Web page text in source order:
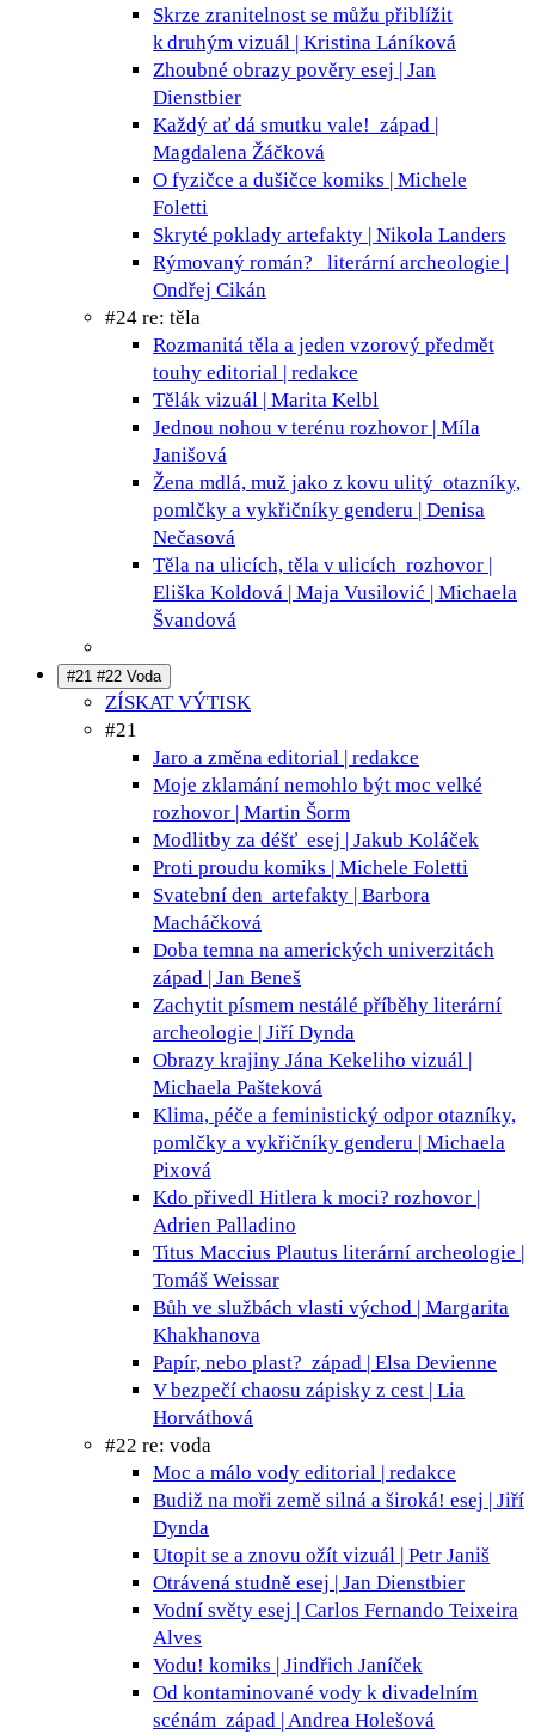
Skrze zranitelnost se můžu přiblížit
k druhým vizuál | Kristina Láníková
Zhoubné obrazy pověry esej | Jan
Dienstbier
Každý ať dá smutku vale! západ |
Magdalena Žáčková
O fyzičce a dušičce komiks | Michele
Foletti
Skryté poklady artefakty | Nikola Landers
Rýmovaný román?
literární archeologie |
Ondřej Cikán
#24 re: těla
Rozmanitá těla a jeden vzorový předmět
touhy editorial | redakce
Tělák vizuál | Marita Kelbl
Jednou nohou v terénu rozhovor | Míla
Janišová
Žena mdlá, muž jako z kovu ulitý otazníky,
pomlčky a vykřičníky genderu | Denisa
Nečasová
Těla na ulicích, těla v ulicích rozhovor |
Eliška Koldová | Maja Vusilović | Michaela
Švandová
#21 #22 Voda
ZÍSKAT VÝTISK
#21
Jaro a změna editorial | redakce
Moje zklamání nemohlo být moc velké
rozhovor | Martin Šorm
Modlitby za déšť esej | Jakub Koláček
Proti proudu komiks | Michele Foletti
Svatební den artefakty | Barbora
Macháčková
Doba temna na amerických univerzitách
západ | Jan Beneš
Zachytit písmem nestálé příběhy literární
archeologie | Jiří Dynda
Obrazy krajiny Jána Kekeliho vizuál |
Michaela Pašteková
Klima, péče a feministický odpor otazníky,
pomlčky a vykřičníky genderu | Michaela
Pixová
Kdo přivedl Hitlera k moci? rozhovor |
Adrien Palladino
Titus Maccius Plautus literární archeologie |
Tomáš Weissar
Bůh ve službách vlasti východ | Margarita
Khakhanova
Papír, nebo plast? západ | Elsa Devienne
V bezpečí chaosu zápisky z cest | Lia
Horváthová
#22 re: voda
Moc a málo vody editorial | redakce
Budiž na moři země silná a široká! esej | Jiří
Dynda
Utopit se a znovu ožít vizuál | Petr Janiš
Otrávená studně esej | Jan Dienstbier
Vodní světy esej | Carlos Fernando Teixeira
Alves
Vodu! komiks | Jindřich Janíček
Od kontaminované vody k divadelním
scénám západ | Andrea Holešová